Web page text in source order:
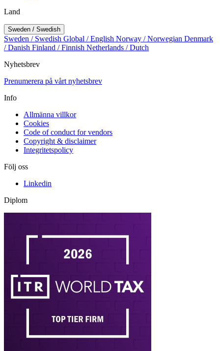
Land
Sweden / Swedish
Sweden / Swedish Global / English Norway / Norwegian Denmark
/ Danish Finland / Finnish Netherlands / Dutch
Nyhetsbrev
Prenumerera på vårt nyhetsbrev
Info
Allmänna villkor
Cookies
Code of conduct for vendors
Copyright & disclaimer
Integritetspolicy
Följ oss
Linkedin
Diplom